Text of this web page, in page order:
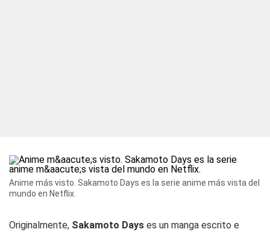
Anime más visto. Sakamoto Days es la serie anime más vista del
mundo en Netflix.
Originalmente, Sakamoto Days es un manga escrito e